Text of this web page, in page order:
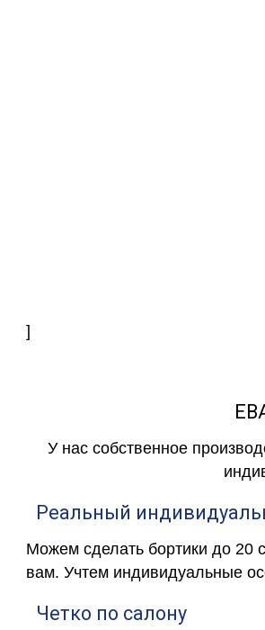
]
У нас собственное
Реальный
Можем сделать бортики до 20
вам. Учтем индивидуальные
Четко по салону